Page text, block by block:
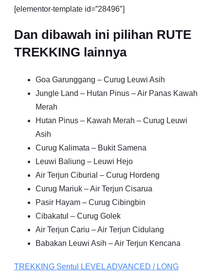
[elementor-template id=”28496″]
Dan dibawah ini pilihan RUTE
TREKKING lainnya
Goa Garunggang – Curug Leuwi Asih
Jungle Land – Hutan Pinus – Air Panas Kawah
Merah
Hutan Pinus – Kawah Merah – Curug Leuwi
Asih
Curug Kalimata – Bukit Samena
Leuwi Baliung – Leuwi Hejo
Air Terjun Ciburial – Curug Hordeng
Curug Mariuk – Air Terjun Cisarua
Pasir Hayam – Curug Cibingbin
Cibakatul – Curug Golek
Air Terjun Cariu – Air Terjun Cidulang
Babakan Leuwi Asih – Air Terjun Kencana
TREKKING Sentul LEVEL ADVANCED / LONG